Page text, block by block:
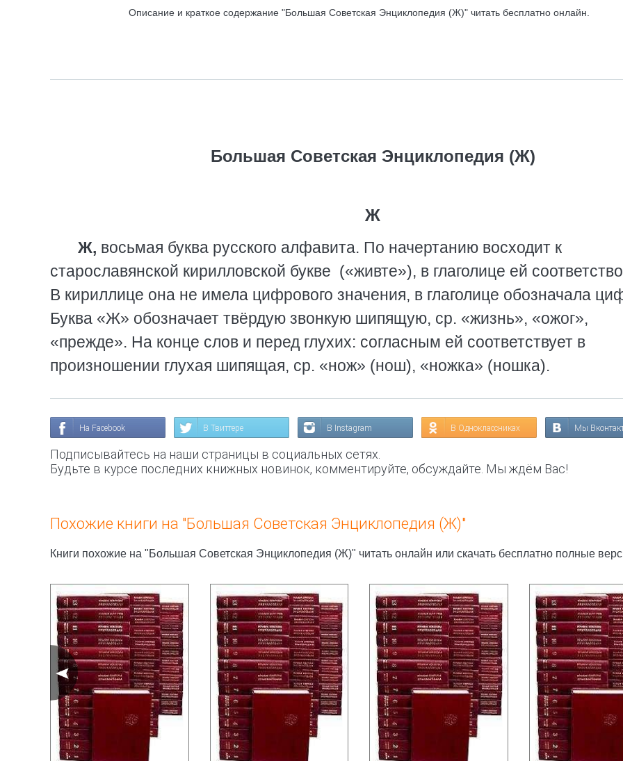
Описание и краткое содержание "Большая Советская Энциклопедия (Ж)" читать бесплатно онлайн.
Большая Советская Энциклопедия (Ж)
Ж
Ж, восьмая буква русского алфавита. По начертанию восходит к
старославянской кирилловской букве («живте»), в глаголице ей
В кириллице она не имела цифрового значения, в глаголице обозначала
Буква «Ж» обозначает твёрдую звонкую шипящую, ср. «жизнь», «ожог»,
«прежде». На конце слов и перед глухих: согласным ей соответствует в
произношении глухая шипящая, ср. «нож» (нош), «ножка» (ношка).
На Facebook В Твиттере В Instagram В Одноклассниках Мы
Подписывайтесь на наши страницы в социальных сетях.
Будьте в курсе последних книжных новинок, комментируйте, обсуждайте. Мы ждём Вас!
Похожие книги на "Большая Советская Энциклопедия (Ж)"
Книги похожие на "Большая Советская Энциклопедия (Ж)" читать онлайн или скачать бесплатно полные